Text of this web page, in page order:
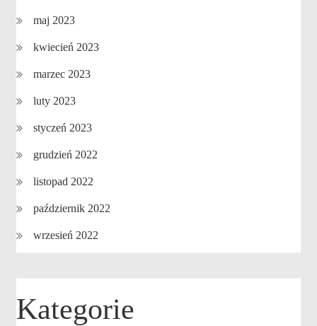
maj 2023
kwiecień 2023
marzec 2023
luty 2023
styczeń 2023
grudzień 2022
listopad 2022
październik 2022
wrzesień 2022
Kategorie